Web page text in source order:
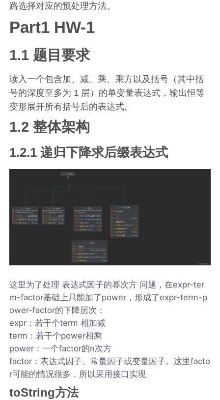
路选择对应的预处理方法。
Part1 HW-1
1.1 题目要求
读入一个包含加、减、乘、乘方以及括号（其中括
号的深度至多为 1 层）的单变量表达式，输出恒等
变形展开所有括号后的表达式。
1.2 整体架构
1.2.1 递归下降求后缀表达式
这里为了处理 表达式因子的幂次方 问题，在expr-ter
m-factor基础上只能加了power，形成了expr-term-p
ower-factor的下降层次：
expr：若干个term 相加减
term：若干个power相乘
power：一个factor的n次方
factor：表达式因子、常量因子或变量因子。这里facto
r可能的情况很多，所以采用接口实现
toString方法